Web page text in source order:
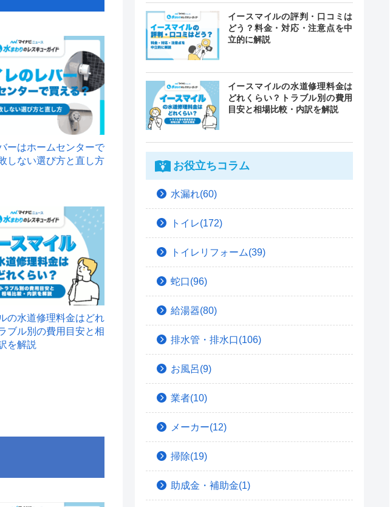
ーはホームセンターで
しない選び方と直し方
の水道修理料金はどれ
ブル別の費用目安と相
を解説
イースマイルの評判・口コミは
どう？料金・対応・注意点を中
立的に解説
イースマイルの水道修理料金は
どれくらい？トラブル別の費用
目安と相場比較・内訳を解説
お役立ちコラム
水漏れ(60)
トイレ(172)
トイレリフォーム(39)
蛇口(96)
給湯器(80)
排水管・排水口(106)
お風呂(9)
業者(10)
メーカー(12)
掃除(19)
助成金・補助金(1)